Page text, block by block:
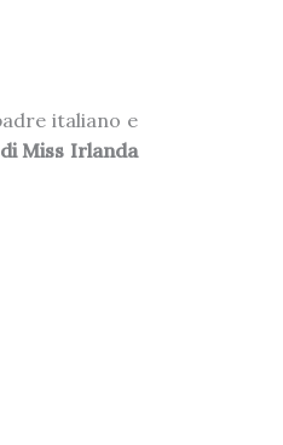
italiano e
Miss Irlanda